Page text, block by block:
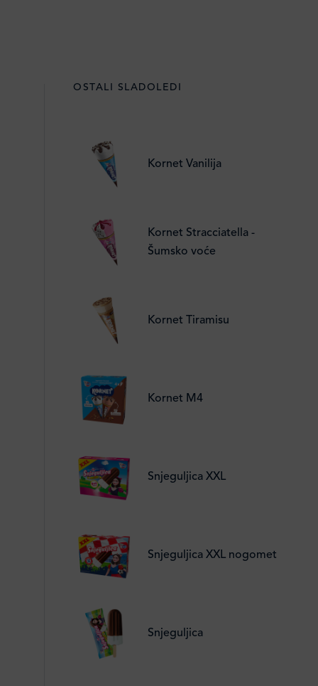
OSTALI SLADOLEDI
Kornet Vanilija
Kornet Stracciatella -
Šumsko voće
Kornet Tiramisu
Kornet M4
Snjeguljica XXL
Snjeguljica XXL nogomet
Snjeguljica